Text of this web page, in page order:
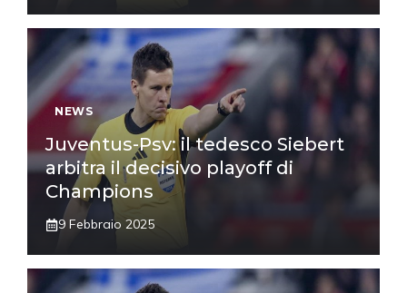
NEWS
Juventus-Psv: il tedesco Siebert
arbitra il decisivo playoff di
Champions
9 Febbraio 2025